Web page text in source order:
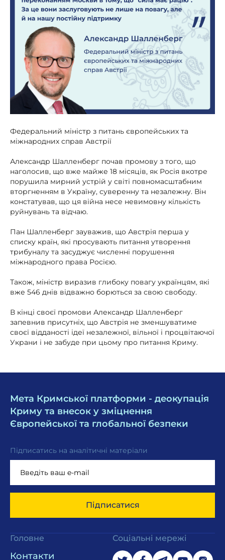
Федеральний міністр з питань європейських та
міжнародних справ Австрії
Александр Шалленберг почав промову з того, що
наголосив, що вже майже 18 місяців, як Росія вкотре
порушила мирний устрій у світі повномасштабним
вторгненням в Україну, суверенну та незалежну. Він
констатував, що ця війна несе невимовну кількість
руйнувань та відчаю.
Пан Шалленберг зауважив, що Австрія перша у
списку країн, які просувають питання утворення
трибуналу та засуджує численні порушення
міжнародного права Росією.
Також, міністр виразив глибоку повагу українцям, які
вже 546 днів відважно борються за свою свободу.
В кінці своєї промови Александр Шалленберг
запевнив присутніх, що Австрія не зменшуватиме
своєї відданості ідеї незалежної, вільної і процвітаючої
Украни і не забуде при цьому про питання Криму.
Мета Кримської платформи - деокупація
Криму та внесок у зміцнення
Європейської та глобальної безпеки
Підписатись на аналітичні матеріали
Підписатися
Головне
Контакти
Соціальні мережі